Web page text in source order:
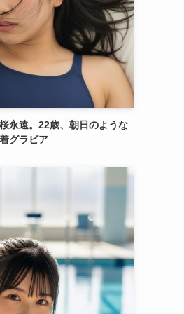
永遠。22歳、朝日のような
グラビア